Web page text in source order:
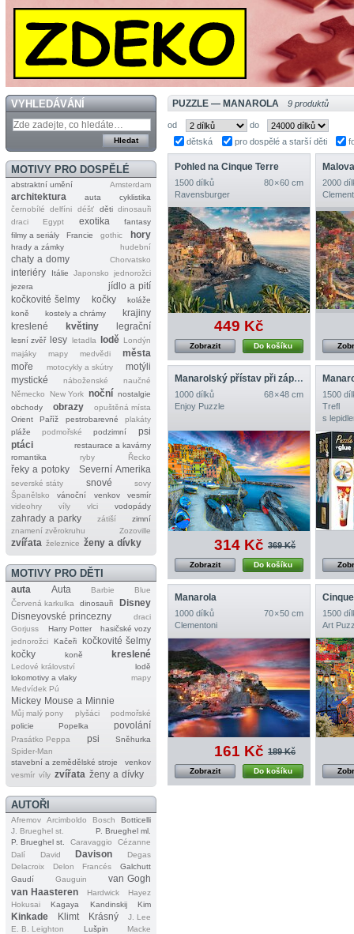
VYHLEDÁVÁNÍ
MOTIVY PRO DOSPĚLÉ
abstraktní umění Amsterdam
architektura auta
cyklistika
černobílé
delfíni déšť děti dinosauři
draci
Egypt exotika
fantasy
filmy a seriály
Francie gothic hory
hrady a zámky hudební
chaty a domy Chorvatsko
interiéry Itálie Japonsko
jednorožci
jezera
jídlo a pití
kočkovité šelmy
kočky
koláže
koně
kostely a chrámy
krajiny
kreslené
květiny legrační
lesní zvěř lesy letadla lodě Londýn
majáky
mapy medvědi
města
moře
motocykly a skútry
motýli
mystické
náboženské
naučné
Německo
New York noční nostalgie
obchody
obrazy
opuštěná místa
Orient
Paříž pestrobarevné
plakáty
pláže
podmořské podzimní
psi
ptáci
restaurace a kavárny
romantika
ryby Řecko
řeky a potoky Severní Amerika
severské státy snové
sovy
Španělsko
vánoční venkov
vesmír
videohry
víly vlci vodopády
zahrady a parky zátiší
zimní
znamení zvěrokruhu
Zozoville
zvířata železnice ženy a dívky
MOTIVY PRO DĚTI
auta Auta Barbie
Blue
Červená karkulka
dinosauři
Disney
Disneyovské princezny
draci
Gorjuss
Harry Potter
hasičské vozy
jednorožci
Kačeři
kočkovité šelmy
kočky
koně kreslené
Ledové království
lodě
lokomotivy a vlaky
mapy
Medvídek Pú
Mickey Mouse a Minnie
Můj malý pony plyšáci
podmořské
policie
Popelka povolání
Prasátko Peppa psi
Sněhurka
Spider‐Man
stavební a zemědělské stroje
venkov
vesmír víly zvířata ženy a dívky
AUTOŘI
Afremov Arcimboldo Bosch
Botticelli
J. Brueghel st.
P. Brueghel ml.
P. Brueghel st.
Caravaggio
Cézanne
Dalí
David Davison
Degas
Delacroix
Delon Francés
Galchutt
Gaudí
Gauguin
van Gogh
van Haasteren
Hardwick
Hayez
Hokusai
Kagaya Kandinskij Kim
Kinkade Klimt Krásný
J. Lee
E. B. Leighton
Lušpin Macke
PUZZLE — MANAROLA 9 produktů
od
do
dětská
pro dospělé a starší děti
Pohled na Cinque Terre
1500 dílků
80 × 60 cm
Ravensburger
449 Kč
Do košíku
Zobrazit
2000
Manarolský přístav při západu slunce, Cinque Terre, Itálie
1000 dílků
68 × 48 cm
Enjoy Puzzle
314 Kč 369 Kč
Do košíku
Zobrazit
1500
Trefl
s
Manarola
1000 dílků
70 × 50 cm
Clementoni
161 Kč 189 Kč
Do košíku
Zobrazit
1500
Art